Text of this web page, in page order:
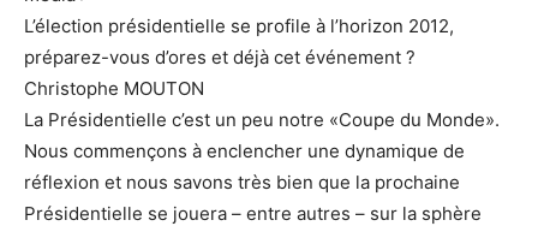
L’élection présidentielle se profile à l’horizon 2012,
préparez-vous d’ores et déjà cet événement ?
Christophe MOUTON
La Présidentielle c’est un peu notre «Coupe du Monde».
Nous commençons à enclencher une dynamique de
réflexion et nous savons très bien que la prochaine
Présidentielle se jouera – entre autres – sur la sphère